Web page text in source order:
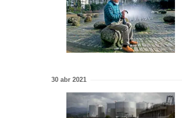
30 abr 2021